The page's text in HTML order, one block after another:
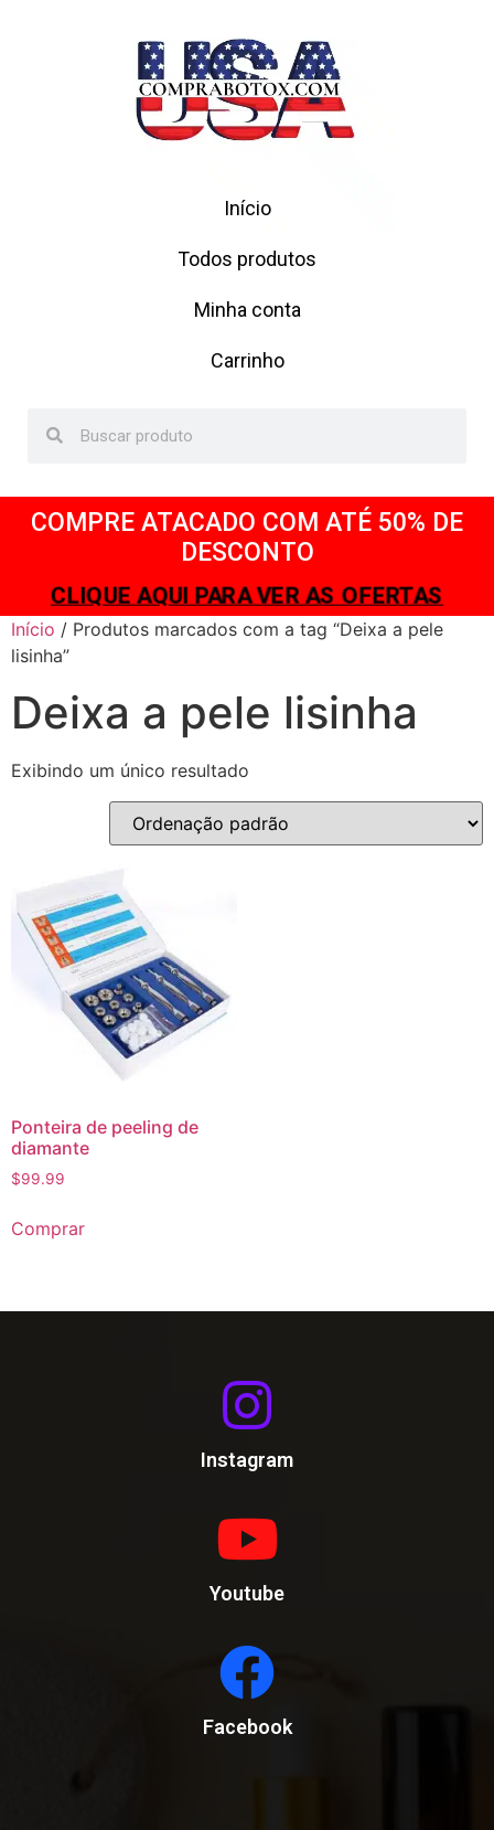
Início
Todos produtos
Minha conta
Carrinho
COMPRE ATACADO COM ATÉ 50% DE
DESCONTO
CLIQUE AQUI PARA VER AS OFERTAS
Início / Produtos marcados com a tag “Deixa a pele
lisinha”
Deixa a pele lisinha
Exibindo um único resultado
Ponteira de peeling de
diamante
$99.99
Comprar
Instagram
Youtube
Facebook